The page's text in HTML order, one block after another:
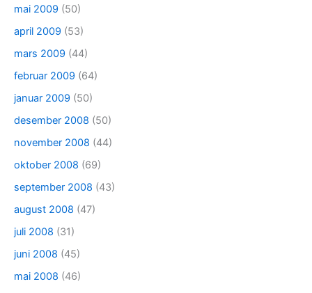
mai 2009 (50)
april 2009 (53)
mars 2009 (44)
februar 2009 (64)
januar 2009 (50)
desember 2008 (50)
november 2008 (44)
oktober 2008 (69)
september 2008 (43)
august 2008 (47)
juli 2008 (31)
juni 2008 (45)
mai 2008 (46)